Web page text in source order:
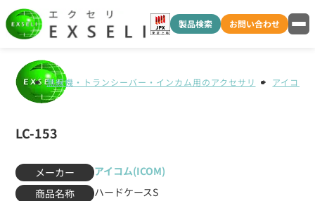
製品検索 お問い合わせ
無線機・トランシーバー・インカム用のアクセサリ アイコム
LC-153
メーカー
アイコム(ICOM)
商品名称
ハードケースS